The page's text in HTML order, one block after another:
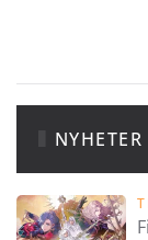
NYHETER